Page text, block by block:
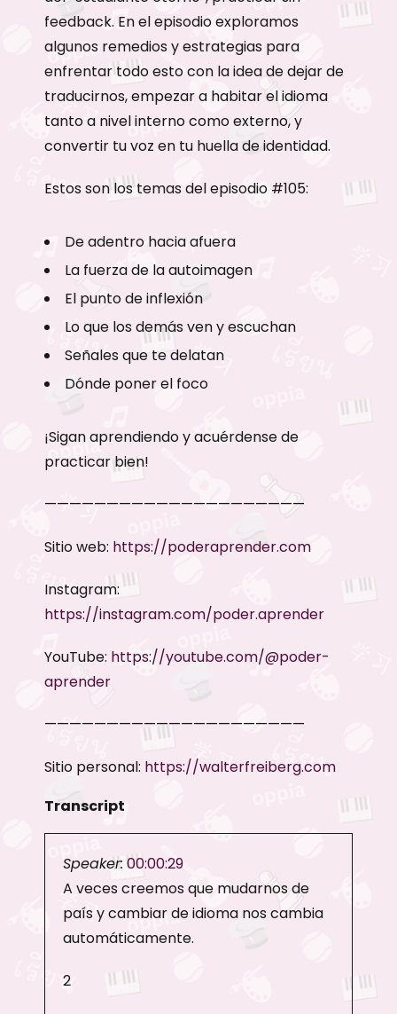
feedback. En el episodio exploramos
algunos remedios y estrategias para
enfrentar todo esto con la idea de dejar de
traducirnos, empezar a habitar el idioma
tanto a nivel interno como externo, y
convertir tu voz en tu huella de identidad.
Estos son los temas del episodio #105:
De adentro hacia afuera
La fuerza de la autoimagen
El punto de inflexión
Lo que los demás ven y escuchan
Señales que te delatan
Dónde poner el foco
¡Sigan aprendiendo y acuérdense de
practicar bien!
—————————————————————
Sitio web: https://poderaprender.com
Instagram:
https://instagram.com/poder.aprender
YouTube: https://youtube.com/@poder-
aprender
—————————————————————
Sitio personal: https://walterfreiberg.com
Transcript
Speaker: 00:00:29
A veces creemos que mudarnos de
país y cambiar de idioma nos cambia
automáticamente.
2